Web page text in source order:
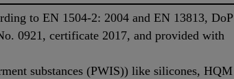
to EN 1504-2: 2004 and EN 13813, DoP
0921, certificate 2017, and provided with
substances (PWIS)) like silicones, HQM